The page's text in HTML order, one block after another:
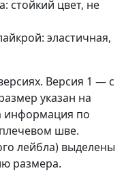
стойкий цвет, не
эластичная,
Версия 1 — с
указан на
информация по
шве.
лейбла) выделены
размера.